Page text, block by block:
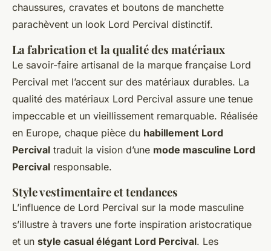
chaussures, cravates et boutons de manchette
parachèvent un look Lord Percival distinctif.
La fabrication et la qualité des matériaux
Le savoir-faire artisanal de la marque française Lord
Percival met l’accent sur des matériaux durables. La
qualité des matériaux Lord Percival assure une tenue
impeccable et un vieillissement remarquable. Réalisée
en Europe, chaque pièce du habillement Lord
Percival traduit la vision d’une mode masculine Lord
Percival responsable.
Style vestimentaire et tendances
L’influence de Lord Percival sur la mode masculine
s’illustre à travers une forte inspiration aristocratique
et un style casual élégant Lord Percival. Les